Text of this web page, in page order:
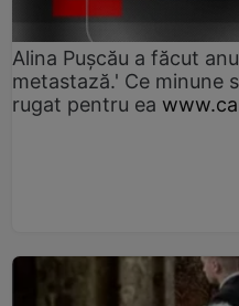
Alina Pușcău a făcut
metastază.' Ce minune
rugat pentru ea